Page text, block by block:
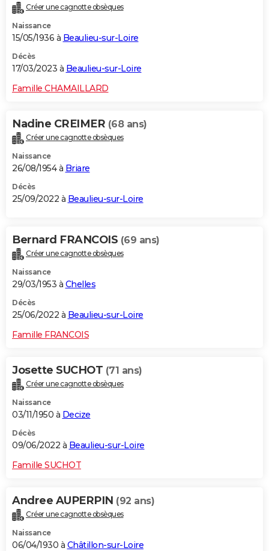
Créer une cagnotte obsèques
Naissance
15/05/1936 à Beaulieu-sur-Loire
Décès
17/03/2023 à Beaulieu-sur-Loire
Famille CHAMAILLARD
Nadine CREIMER (68 ans)
Créer une cagnotte obsèques
Naissance
26/08/1954 à Briare
Décès
25/09/2022 à Beaulieu-sur-Loire
Bernard FRANCOIS (69 ans)
Créer une cagnotte obsèques
Naissance
29/03/1953 à Chelles
Décès
25/06/2022 à Beaulieu-sur-Loire
Famille FRANCOIS
Josette SUCHOT (71 ans)
Créer une cagnotte obsèques
Naissance
03/11/1950 à Decize
Décès
09/06/2022 à Beaulieu-sur-Loire
Famille SUCHOT
Andree AUPERPIN (92 ans)
Créer une cagnotte obsèques
Naissance
06/04/1930 à Châtillon-sur-Loire